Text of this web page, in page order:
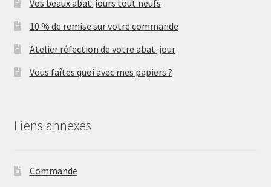
Vos beaux abat-jours tout neufs
10 % de remise sur votre commande
Atelier réfection de votre abat-jour
Vous faîtes quoi avec mes papiers ?
Liens annexes
Commande